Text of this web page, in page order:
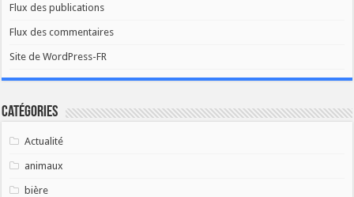
Flux des publications
Flux des commentaires
Site de WordPress-FR
Catégories
Actualité
animaux
bière